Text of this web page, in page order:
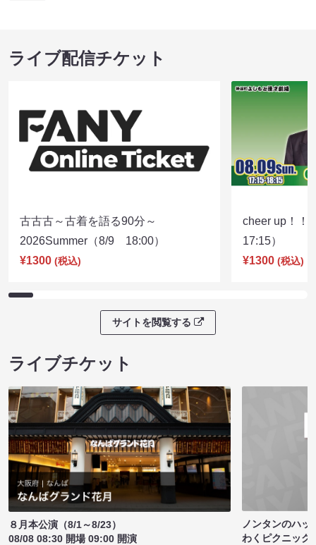
ライブ配信チケット
古古古～古着を語る90分～
2026Summer（8/9 18:00）
¥1300 (税込)
cheer up！
17:15）
¥1300 (税込)
サイトを閲覧する
ライブチケット
８月本公演（8/1～8/23）
08/08 08:30 開場 09:00 開演
ノンタンのハッ
わくピクニック